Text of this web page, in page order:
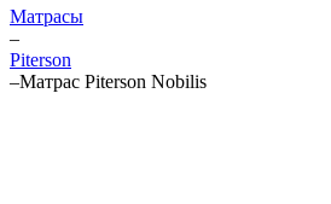
Матрасы
–
Piterson
–Матрас Piterson Nobilis